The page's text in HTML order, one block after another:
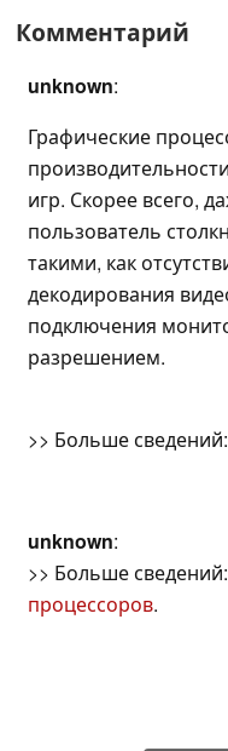
Комментарий
unknown:
Графические
игр. Скорее всего,
пользователь
такими, как
декодирования
подключения
разрешением.
>> Больше сведений:
unknown:
>> Больше сведений:
процессоров.